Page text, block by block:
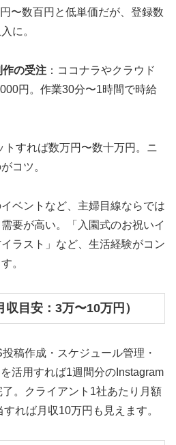
〜数百円と低単価だが、登録数
に。
の受注 ：ココナラやクラウド
円。作業30分〜1時間で時給
トすれば数万円〜数十万円。ニ
コツ。
ベントなど、主婦目線ならでは
要が高い。「入園式のお祝いイ
ラスト」など、生活経験がコン
。
目安：3万〜10万円）
稿作成・スケジュール管理・
活用すれば1週間分のInstagram
。クライアント1社あたり月額
れば月収10万円も見えます。